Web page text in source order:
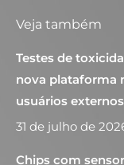
Veja também
Testes de
nova plataforma
usuários externos
31 de julho de
Chips com